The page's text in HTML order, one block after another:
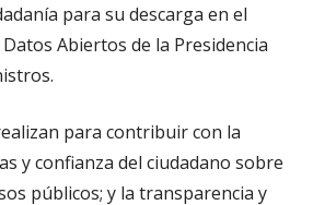
para su descarga en el
Abiertos de la Presidencia
para contribuir con la
y confianza del ciudadano sobre
públicos; y la transparencia y